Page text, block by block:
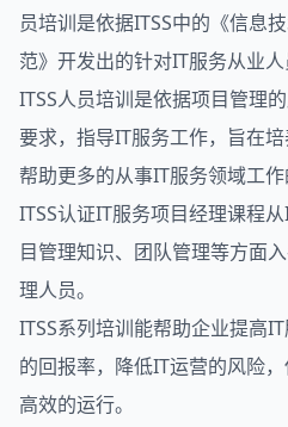
员培训是依据ITSS中的《信息
范》开发出的针对IT服务从业人
ITSS人员培训是依据项目管理
要求，指导IT服务工作，旨在培
帮助更多的从事IT服务领域工作
ITSS认证IT服务项目经理课程
目管理知识、团队管理等方面
理人员。
ITSS系列培训能帮助企业提高
的回报率，降低IT运营的风险，
高效的运行。